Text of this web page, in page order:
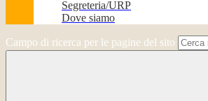
Segreteria/URP
Dove siamo
Campo di ricerca per le pagine del sito